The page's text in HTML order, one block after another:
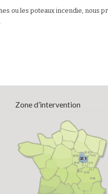
ou les poteaux incendie, nous
Zone d’intervention